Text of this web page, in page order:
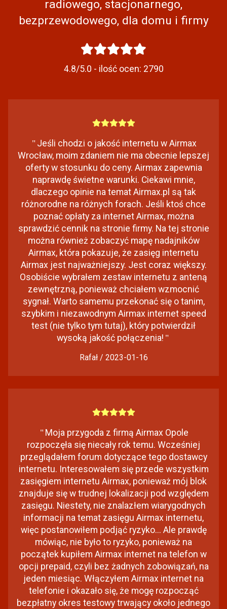
radiowego, stacjonarnego,
bezprzewodowego, dla domu i firmy
4.8/5.0 - ilość ocen: 2790
" Jeśli chodzi o jakość internetu w Airmax
Wrocław, moim zdaniem nie ma obecnie lepszej
oferty w stosunku do ceny. Airmax zapewnia
naprawdę świetne warunki. Ciekawi mnie,
dlaczego opinie na temat Airmax.pl są tak
różnorodne na różnych forach. Jeśli ktoś chce
poznać opłaty za internet Airmax, można
sprawdzić cennik na stronie firmy. Na tej stronie
można również zobaczyć mapę nadajników
Airmax, która pokazuje, że zasięg internetu
Airmax jest najważniejszy. Jest coraz większy.
Osobiście wybrałem zestaw internetu z anteną
zewnętrzną, ponieważ chciałem wzmocnić
sygnał. Warto samemu przekonać się o tanim,
szybkim i niezawodnym Airmax internet speed
test (nie tylko tym tutaj), który potwierdził
wysoką jakość połączenia! "
Rafał / 2023-01-16
" Moja przygoda z firmą Airmax Opole
rozpoczęła się niecały rok temu. Wcześniej
przeglądałem forum dotyczące tego dostawcy
internetu. Interesowałem się przede wszystkim
zasięgiem internetu Airmax, ponieważ mój blok
znajduje się w trudnej lokalizacji pod względem
zasięgu. Niestety, nie znalazłem wiarygodnych
informacji na temat zasięgu Airmax internetu,
więc postanowiłem podjąć ryzyko... Ale prawdę
mówiąc, nie było to ryzyko, ponieważ na
początek kupiłem Airmax internet na telefon w
opcji prepaid, czyli bez żadnych zobowiązań, na
jeden miesiąc. Włączyłem Airmax internet na
telefonie i okazało się, że mogę rozpocząć
bezpłatny okres testowy trwający około jednego